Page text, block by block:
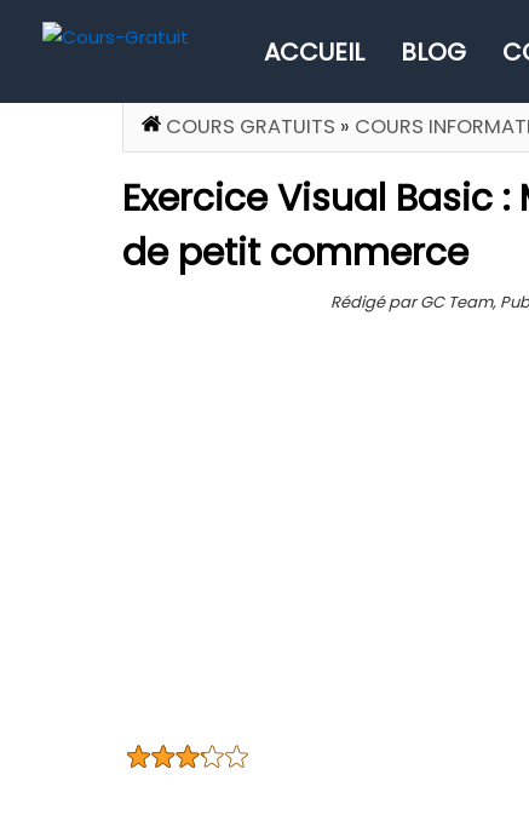
ACCUEIL BLOG
COURS GRATUITS » COURS
Exercice Visual Basic
de petit commerce
Rédigé par GC Team,